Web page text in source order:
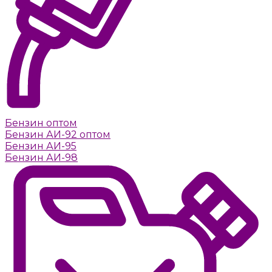
Бензин оптом
Бензин АИ-92 оптом
Бензин АИ-95
Бензин АИ-98